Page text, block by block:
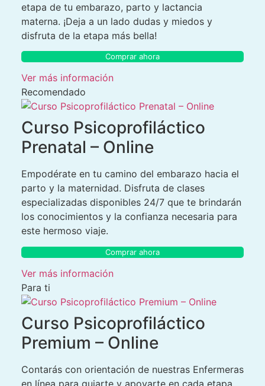
etapa de tu embarazo, parto y lactancia
materna. ¡Deja a un lado dudas y miedos y
disfruta de la etapa más bella!
Comprar ahora
Ver más información
Recomendado
Curso Psicoprofiláctico
Prenatal – Online
Empodérate en tu camino del embarazo hacia el
parto y la maternidad. Disfruta de clases
especializadas disponibles 24/7 que te brindarán
los conocimientos y la confianza necesaria para
este hermoso viaje.
Comprar ahora
Ver más información
Para ti
Curso Psicoprofiláctico
Premium – Online
Contarás con orientación de nuestras Enfermeras